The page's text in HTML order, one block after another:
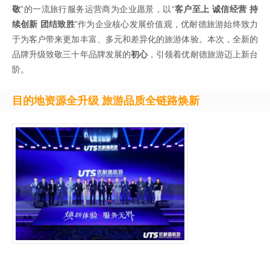
敬”的一流旅行服务运营商为企业愿景，以“客户至上 诚信经营 持
续创新 团结致胜”作为企业核心发展价值观，优耐德旅游始终致力
于为客户带来更加丰富、多元和差异化的旅游体验。本次，全新的
品牌升级致敬三十年品牌发展的初心，引领着优耐德旅游迈上新台
阶。
目的地资源全升级 旅游品质全链路焕新